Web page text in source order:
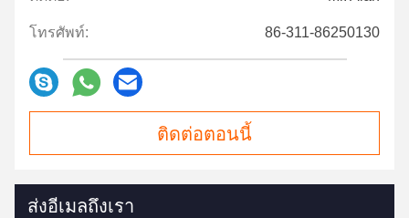
โทรศัพท์: 86-311-86250130
ติดต่อตอนนี้
ส่งอีเมลถึงเรา